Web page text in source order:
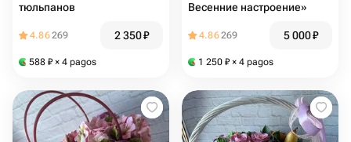
тюльпанов
4.86269 2 350₽
588 ₽ × 4 pagos
Весенние настроение»
4.86269 5 000₽
1 250 ₽ × 4 pagos